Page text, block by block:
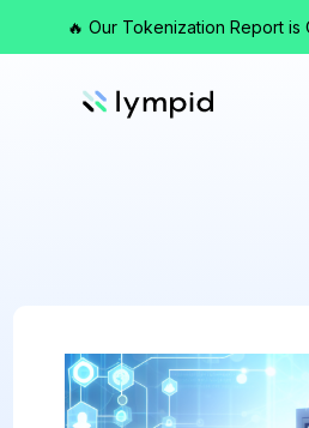
🔥 Our Tokenization Report is